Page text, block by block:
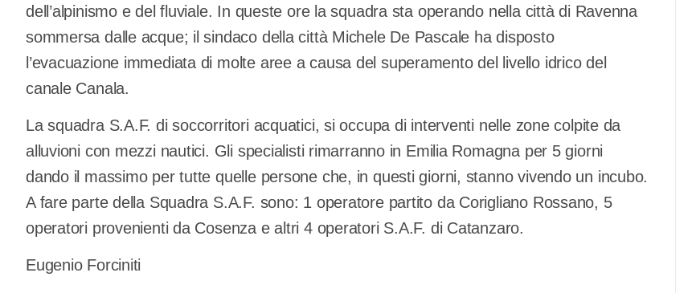
dell’alpinismo e del fluviale. In queste ore la squadra sta operando nella città di Ravenna
sommersa dalle acque; il sindaco della città Michele De Pascale ha disposto
l’evacuazione immediata di molte aree a causa del superamento del livello idrico del
canale Canala.
La squadra S.A.F. di soccorritori acquatici, si occupa di interventi nelle zone colpite da
alluvioni con mezzi nautici. Gli specialisti rimarranno in Emilia Romagna per 5 giorni
dando il massimo per tutte quelle persone che, in questi giorni, stanno vivendo un incubo.
A fare parte della Squadra S.A.F. sono: 1 operatore partito da Corigliano Rossano, 5
operatori provenienti da Cosenza e altri 4 operatori S.A.F. di Catanzaro.
Eugenio Forciniti